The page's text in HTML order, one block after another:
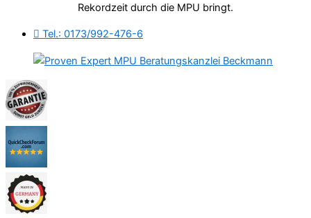
Rekordzeit durch die MPU bringt.
Tel.: 0173/992-476-6